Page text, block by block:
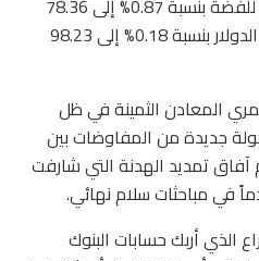
كما تراجع سعر التسليم الفوري للفضة بنسبة 0.87% إلى 78.36
دولار للأوقية، مع ارتفاع مؤشر الدولار بنسبة 0.18% إلى 98.23
المعادن الثمينة في ظل
جديدة من المفاوضات بين
آفاق تمديد الهدنة التي شارفت
في مباحثات سلام نهائي.
الذي أربك حسابات البنوك